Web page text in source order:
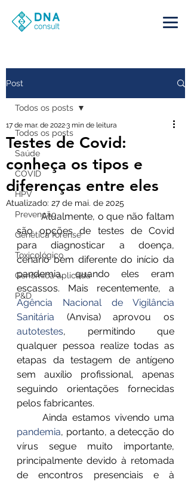
Post
Todos os posts
Saúde
COVID
HPV
Prevenção
Genética forense
Toxicológico
Genômica aplicada
P&D
Todos os posts
Testes de Covid:
conheça os tipos e
diferenças entre eles
17 de mar. de 20223 min de leitura
Atualizado: 27 de mai. de 2025
	Atualmente, o que não faltam
são opções de testes de Covid
para diagnosticar a doença,
cenário bem diferente do início da
pandemia, quando eles eram
Agência Nacional de Vigilância
Sanitária
autotestes, permitindo que
qualquer pessoa realize todas as
etapas da testagem de antígeno
sem auxílio profissional, apenas
seguindo orientações fornecidas
pelos fabricantes.
pandemia, portanto, a detecção do
vírus segue muito importante,
principalmente devido à retomada
de encontros presenciais e à